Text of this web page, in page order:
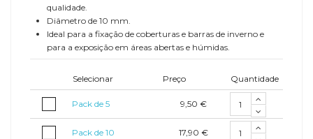
qualidade.
Diâmetro de 10 mm.
Ideal para a fixação de coberturas e barras de inverno e
para a exposição em áreas abertas e húmidas.
Selecionar Preço Quantidade
Pack de 5 9,50 €
Pack de 10 17,90 €